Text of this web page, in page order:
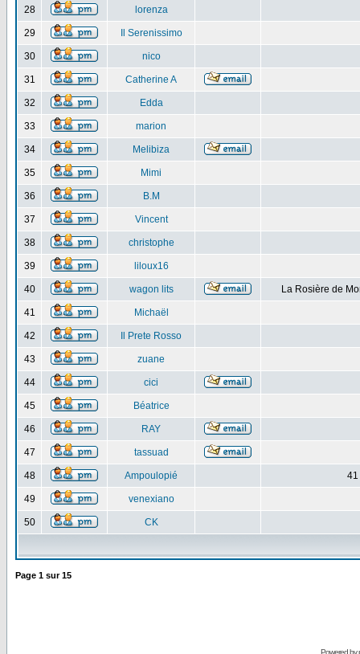
28 lorenza
29 Il Serenissimo
30 nico
31 Catherine A
32 Edda
33 marion
34 Melibiza
35 Mimi
36 B.M
37 Vincent
38 christophe
39 liloux16
40 wagon lits La Rosière de
41 Michaël
42 Il Prete Rosso
43 zuane
44 cici
45 Béatrice
46 RAY
47 tassuad
48 Ampoulopié 41
49 venexiano
50 CK
Page 1 sur15
Powered by